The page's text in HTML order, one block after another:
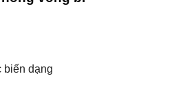
biến dạng